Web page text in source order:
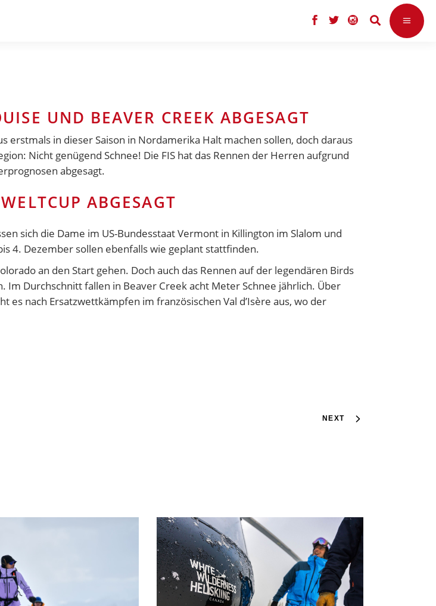
UND BEAVER CREEK ABGESAGT
in dieser Saison in Nordamerika Halt machen sollen, doch daraus
Nicht genügend Schnee! Die FIS hat das Rennen der Herren aufgrund
abgesagt.
ABGESAGT
sich die Dame im US-Bundesstaat Vermont in Killington im Slalom und
4. Dezember sollen ebenfalls wie geplant stattfinden.
an den Start gehen. Doch auch das Rennen auf der legendären Birds
Durchschnitt fallen in Beaver Creek acht Meter Schnee jährlich. Über
nach Ersatzwettkämpfen im französischen Val d’Isère aus, wo der
NEXT